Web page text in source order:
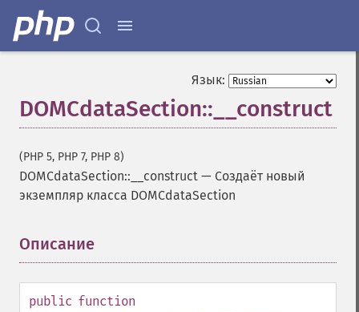
Язык:
DOMCdataSection::__construct
(PHP 5, PHP 7, PHP 8)
DOMCdataSection::__construct — Создаёт новый
экземпляр класса DOMCdataSection
Описание
public function